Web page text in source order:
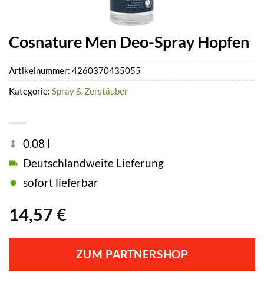
Cosnature Men Deo-Spray Hopfen
14,57 €
0.08 l
Deutschlandweite Lieferung
sofort lieferbar
ZUM PARTNERSHOP
Artikelnummer: 4260370435055
Kategorie: Spray & Zerstäuber